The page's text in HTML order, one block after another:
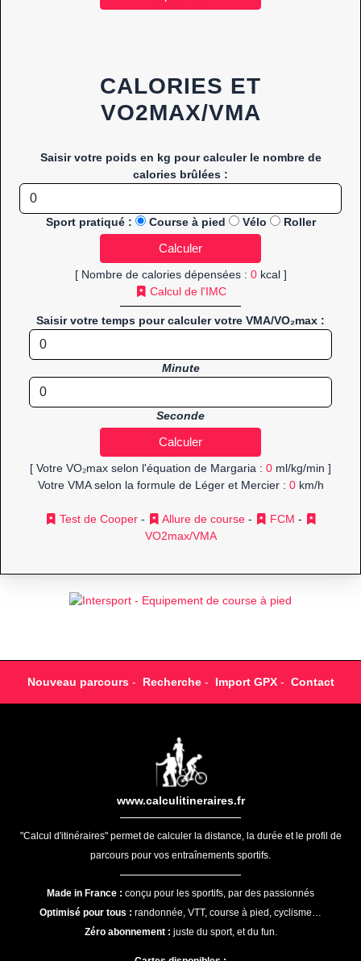
CALORIES ET
VO2MAX/VMA
Saisir votre poids en kg pour calculer le nombre de
calories brûlées :
Sport pratiqué : Course à pied Vélo Roller
[ Nombre de calories dépensées : 0kcal ]
Calcul de l'IMC
Saisir votre temps pour calculer votre VMA/VO₂max :
Minute
Seconde
[ Votre VO₂max selon l'équation de Margaria : 0 ml/kg/min ]
Votre VMA selon la formule de Léger et Mercier : 0km/h
Test de Cooper- Allure de course- FCM -
VO2max/VMA
Nouveau parcours- Recherche- Import GPX- Contact
www.calculitineraires.fr
"Calcul d'itinéraires" permet de calculer la distance, la durée et le profil de
parcours pour vos entraînements sportifs.
Made in France : conçu pour les sportifs, par des passionnés
Optimisé pour tous : randonnée, VTT, course à pied, cyclisme…
Zéro abonnement : juste du sport, et du fun.